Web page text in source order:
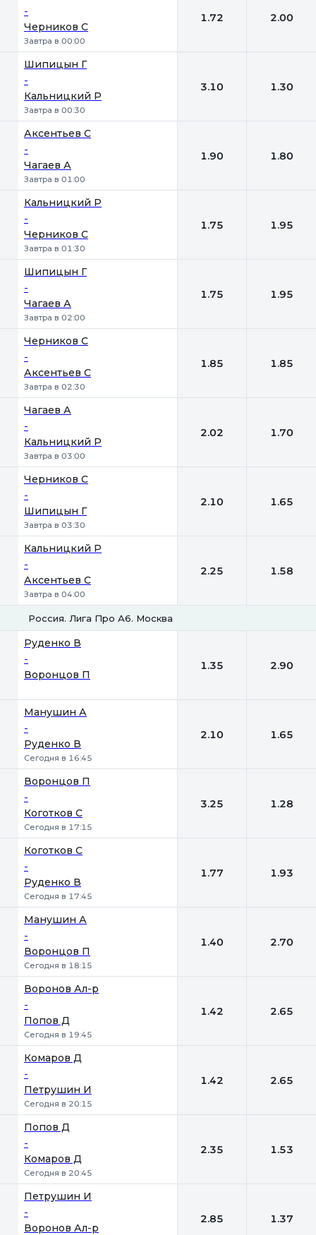
-
Черников С
Завтра в 00:00
1.72 2.00
Шипицын Г
-
Кальницкий Р
Завтра в 00:30
3.10 1.30
Аксентьев С
-
Чагаев А
Завтра в 01:00
1.90 1.80
Кальницкий Р
-
Черников С
Завтра в 01:30
1.75 1.95
Шипицын Г
-
Чагаев А
Завтра в 02:00
1.75 1.95
Черников С
-
Аксентьев С
Завтра в 02:30
1.85 1.85
Чагаев А
-
Кальницкий Р
Завтра в 03:00
2.02 1.70
Черников С
-
Шипицын Г
Завтра в 03:30
2.10 1.65
Кальницкий Р
-
Аксентьев С
Завтра в 04:00
2.25 1.58
Россия. Лига Про А6. Москва
Руденко В
-
Воронцов П
1.35 2.90
Манушин А
-
Руденко В
Сегодня в 16:45
2.10 1.65
Воронцов П
-
Коготков С
Сегодня в 17:15
3.25 1.28
Коготков С
-
Руденко В
Сегодня в 17:45
1.77 1.93
Манушин А
-
Воронцов П
Сегодня в 18:15
1.40 2.70
Воронов Ал-р
-
Попов Д
Сегодня в 19:45
1.42 2.65
Комаров Д
-
Петрушин И
Сегодня в 20:15
1.42 2.65
Попов Д
-
Комаров Д
Сегодня в 20:45
2.35 1.53
Петрушин И
-
Воронов Ал-р
2.85 1.37